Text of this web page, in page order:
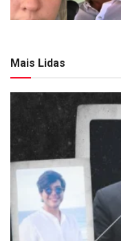
Mais Lidas